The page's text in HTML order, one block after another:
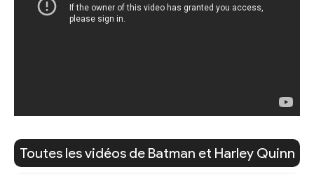
Toutes les vidéos de Batman et Harley Quinn